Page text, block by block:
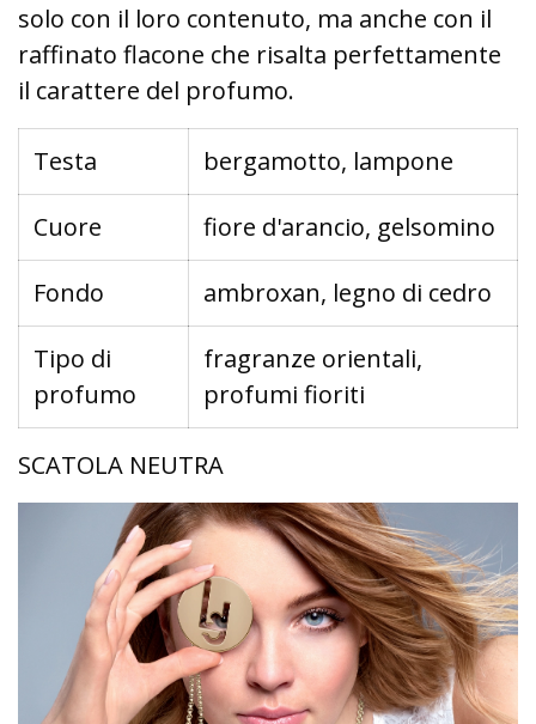
solo con il loro contenuto, ma anche con il
raffinato flacone che risalta perfettamente
il carattere del profumo.
Testa bergamotto, lampone
Cuore fiore d'arancio, gelsomino
Fondo ambroxan, legno di cedro
Tipo di
profumo
fragranze orientali,
profumi fioriti
SCATOLA NEUTRA